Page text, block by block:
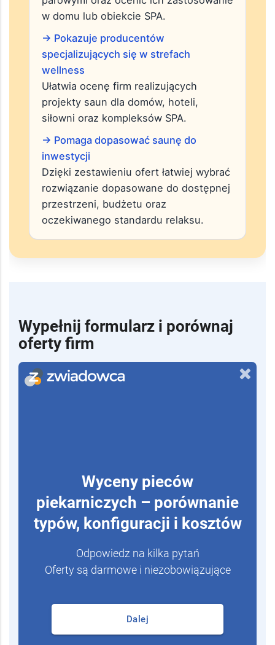
między saunami fińskimi, infrared i
parowymi oraz ocenić ich zastosowanie
w domu lub obiekcie SPA.
→ Pokazuje producentów
specjalizujących się w strefach
wellness
Ułatwia ocenę firm realizujących
projekty saun dla domów, hoteli,
siłowni oraz kompleksów SPA.
→ Pomaga dopasować saunę do
inwestycji
Dzięki zestawieniu ofert łatwiej wybrać
rozwiązanie dopasowane do dostępnej
przestrzeni, budżetu oraz
oczekiwanego standardu relaksu.
Wypełnij formularz i porównaj
oferty firm
Wyceny pieców
piekarniczych – porównanie
typów, konfiguracji i kosztów
Odpowiedz na kilka pytań